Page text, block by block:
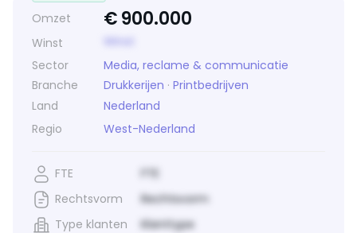
Omzet €900.000
Winst
Sector
Media, reclame & communicatie
Branche
Drukkerijen · Printbedrijven
Land
Nederland
Regio
West-Nederland
FTE
FTE
Rechtsvorm
Rechtsvorm
Type klanten
Klanttype